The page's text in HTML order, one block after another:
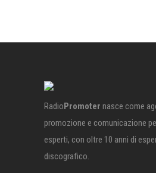
RadioPromoter nasce come
promozione e comunicazione
esperti, con oltre 10 anni di
discografico.